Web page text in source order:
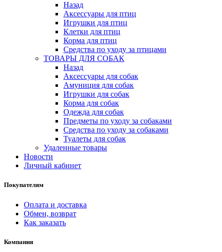
Назад
Аксессуары для птиц
Игрушки для птиц
Клетки для птиц
Корма для птиц
Средства по уходу за птицами
ТОВАРЫ ДЛЯ СОБАК
Назад
Аксессуары для собак
Амуниция для собак
Игрушки для собак
Корма для собак
Одежда для собак
Предметы по уходу за собаками
Средства по уходу за собаками
Туалеты для собак
Удаленные товары
Новости
Личный кабинет
Покупателям
Оплата и доставка
Обмен, возврат
Как заказать
Компания